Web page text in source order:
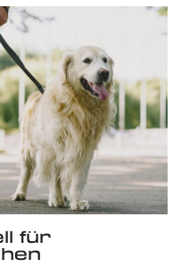
für